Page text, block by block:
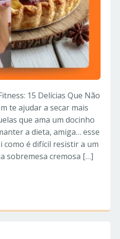
15 Delícias Que Não
te ajudar a secar mais
que ama um docinho
a dieta, amiga… esse
como é difícil resistir a um
sobremesa cremosa […]